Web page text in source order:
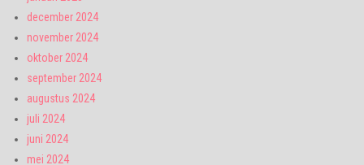
december 2024
november 2024
oktober 2024
september 2024
augustus 2024
juli 2024
juni 2024
mei 2024